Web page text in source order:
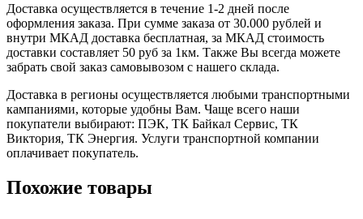
Доставка осуществляется в течение 1-2 дней после
оформления заказа. При сумме заказа от 30.000 рублей и
внутри МКАД доставка бесплатная, за МКАД стоимость
доставки составляет 50 руб за 1км. Также Вы всегда можете
забрать свой заказ самовывозом с нашего склада.
Доставка в регионы осуществляется любыми транспортными
кампаниями, которые удобны Вам. Чаще всего наши
покупатели выбирают: ПЭК, ТК Байкал Сервис, ТК
Виктория, ТК Энергия. Услуги транспортной компании
оплачивает покупатель.
Похожие товары